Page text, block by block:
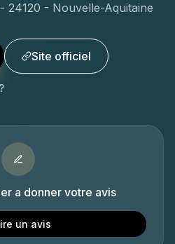
24120 - Nouvelle-Aquitaine
Site officiel
a donner votre avis
un avis